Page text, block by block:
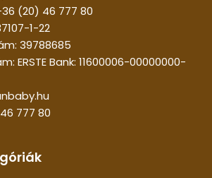
(20) 46 777 80
1-22
39788685
ERSTE Bank: 11600006-00000000-
777 80